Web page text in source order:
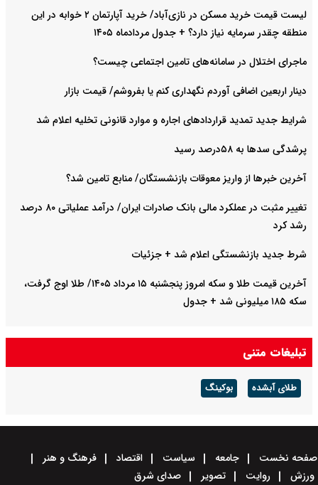
لیست قیمت خرید مسکن در نازی‌آباد/ خرید آپارتمان ۲ خوابه در این
نیاز دارد؟ + جدول مردادماه ۱۴۰۵
سامانه‌های تامین اجتماعی چیست؟
آوردم نگهداری کنم یا بفروشم/ قیمت بازار
قراردادهای اجاره و موارد قانونی تخلیه اعلام شد
معوقات بازنشستگان/ منابع تامین شد؟
تغییر مثبت در عملکرد مالی بانک صادرات ایران/ درآمد عملیاتی ۸۰ درصد
اعلام شد + جزئیات
آخرین قیمت طلا و سکه امروز پنجشنبه ۱۵ مرداد ۱۴۰۵/ طلا اوج گرفت،
بوکینگ
جامعه سیاست اقتصاد
فرهنگ و هنر
تصویر
صدای شرق